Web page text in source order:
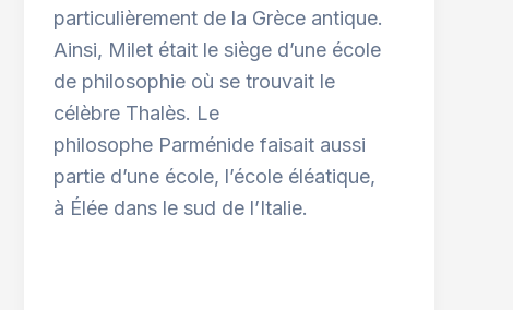
particulièrement de la Grèce antique.
Ainsi, Milet était le siège d’une école
de philosophie où se trouvait le
célèbre Thalès. Le
philosophe Parménide faisait aussi
partie d’une école, l’école éléatique,
à Élée dans le sud de l’Italie.